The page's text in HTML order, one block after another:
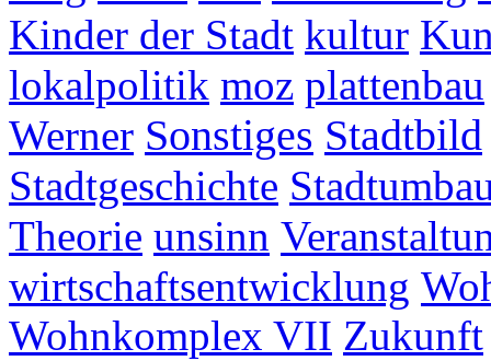
Kinder der Stadt kultur
lokalpolitik moz plattenbau
Werner Sonstiges Stadtbild
Stadtgeschichte
Theorie unsinn
wirtschaftsentwicklung
Wohnkomplex VII Zukunft